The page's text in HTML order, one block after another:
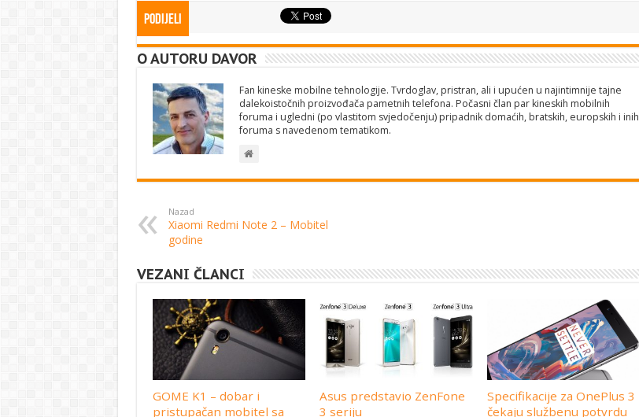
Podijeli
O AUTORU DAVOR
Fan kineske mobilne tehnologije. Tvrdoglav, pristran, ali i upućen u najintimnije tajne
dalekoistočnih proizvođača pametnih telefona. Počasni član par kineskih mobilnih
foruma i ugledni (po vlastitom svjedočenju) pripadnik domaćih, bratskih, europskih i inih
foruma s navedenom tematikom.
Nazad
Xiaomi Redmi Note 2 – Mobitel
godine
VEZANI ČLANCI
GOME K1 – dobar i
pristupačan mobitel sa
Asus predstavio ZenFone
3 seriju
Specifikacije za OnePlus 3
čekaju službenu potvrdu